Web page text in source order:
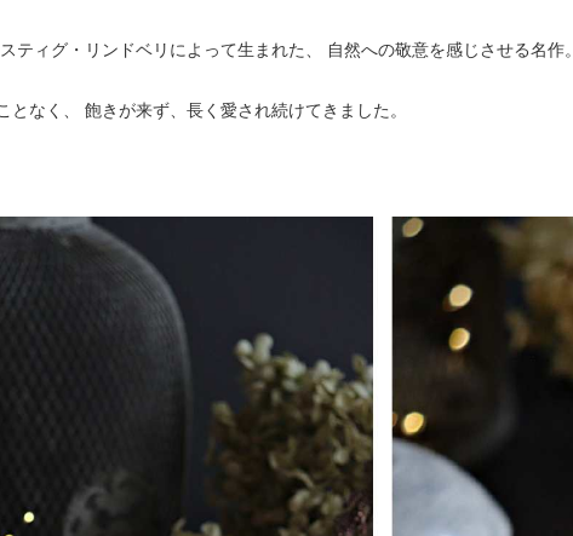
ティグ・リンドベリによって生まれた、 自然への敬意を感じさせる名作。
なく、 飽きが来ず、長く愛され続けてきました。